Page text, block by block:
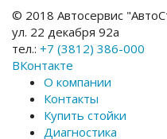
© 2018 Автосервис
ул. 22 декабря 92а
тел.: +7 (3812) 386-000
ВКонтакте
О компании
Контакты
Купить стойки
Диагностика